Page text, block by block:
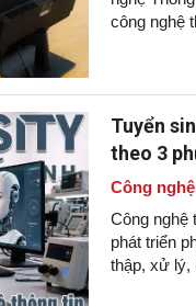
công nghệ
Tuyển
theo 3
Công
Công nghệ
phát triển
thập, xử lý,